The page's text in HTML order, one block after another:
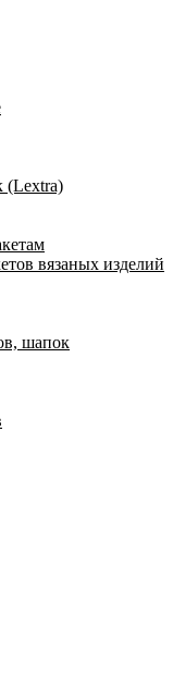
(Lextra)
вязаных изделий
шапок